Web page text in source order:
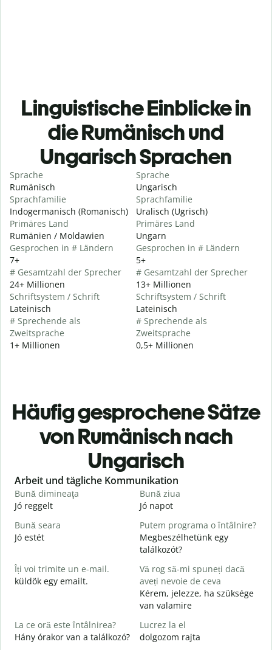
Linguistische Einblicke in
die Rumänisch und
Ungarisch Sprachen
Sprache
Rumänisch
Sprachfamilie
Indogermanisch (Romanisch)
Primäres Land
Rumänien / Moldawien
Gesprochen in # Ländern
7+
# Gesamtzahl der Sprecher
24+ Millionen
Schriftsystem / Schrift
Lateinisch
# Sprechende als
Zweitsprache
1+ Millionen
Sprache
Ungarisch
Sprachfamilie
Uralisch (Ugrisch)
Primäres Land
Ungarn
Gesprochen in # Ländern
5+
# Gesamtzahl der Sprecher
13+ Millionen
Schriftsystem / Schrift
Lateinisch
# Sprechende als
Zweitsprache
0,5+ Millionen
Häufig gesprochene Sätze
von Rumänisch nach
Ungarisch
Slide 1 of 6
Arbeit und tägliche Kommunikation
Bună dimineaţa
Jó reggelt
Bună ziua
Jó napot
Bună seara
Jó estét
Putem programa o întâlnire?
Megbeszélhetünk egy
találkozót?
Îți voi trimite un e-mail.
küldök egy emailt.
Vă rog să-mi spuneți dacă
aveți nevoie de ceva
Kérem, jelezze, ha szüksége
van valamire
La ce oră este întâlnirea?
Hány órakor van a találkozó?
Lucrez la el
dolgozom rajta